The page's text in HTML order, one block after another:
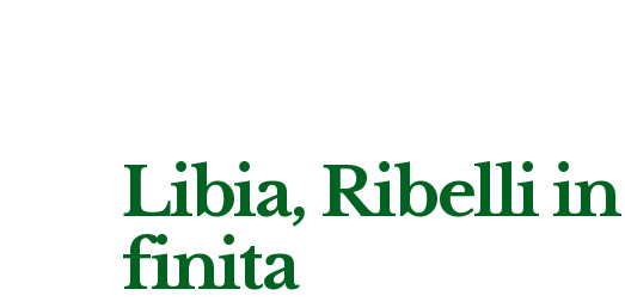
Libia, Ribelli in
finita